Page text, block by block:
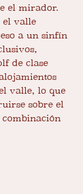
el mirador.
el valle
a un sinfín
de clase
valle, lo que
sobre el